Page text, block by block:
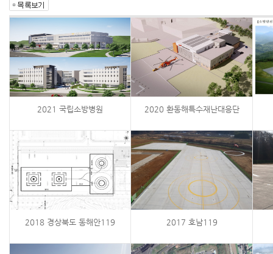
2021 국립소방병원 2020 환동해특수재난대응단
2018 경상북도 동해안119 2017 호남119